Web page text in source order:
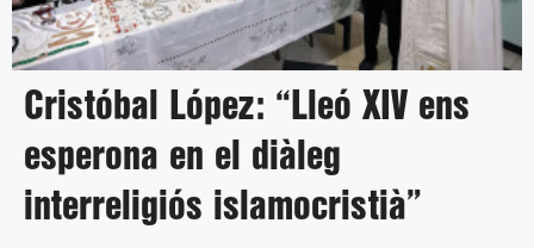
Cristóbal López: “Lleó XIV ens
esperona en el diàleg
interreligiós islamocristià”